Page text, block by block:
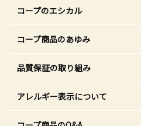
コープのエシカル
コープ商品のあゆみ
品質保証の取り組み
アレルギー表示について